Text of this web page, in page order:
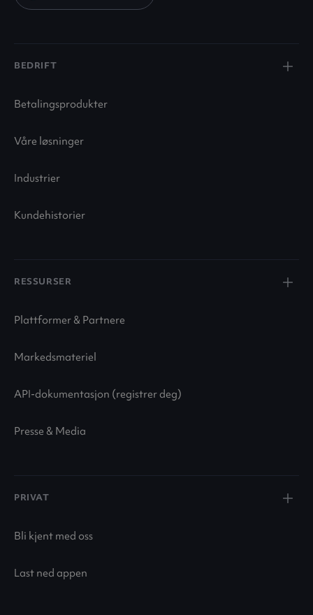
BEDRIFT
Betalingsprodukter
Våre løsninger
Industrier
Kundehistorier
RESSURSER
Plattformer & Partnere
Markedsmateriel
API-dokumentasjon (registrer deg)
Presse & Media
PRIVAT
Bli kjent med oss
Last ned appen